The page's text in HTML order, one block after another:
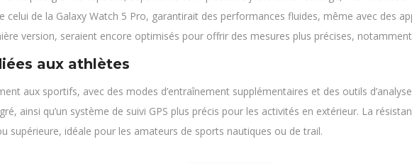
de la Galaxy Watch 5 Pro, garantirait des performances fluides, même avec des
version, seraient encore optimisés pour offrir des mesures plus précises,
aux athlètes
aux sportifs, avec des modes d’entraînement supplémentaires et des outils
ainsi qu’un système de suivi GPS plus précis pour les activités en extérieur. La
supérieure, idéale pour les amateurs de sports nautiques ou de trail.